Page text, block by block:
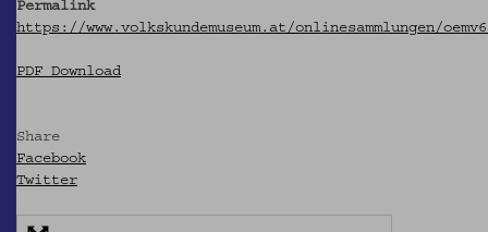
Permalink
https://www.volkskundemuseum.at/onlinesammlungen/
PDF Download
Share
Facebook
Twitter